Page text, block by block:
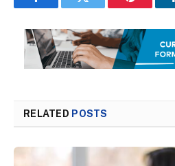
FacebookTwitter Pinterest
RELATED POSTS